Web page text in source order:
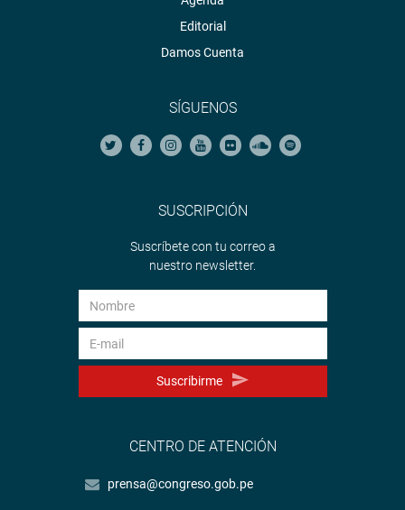
Editorial
Damos Cuenta
SÍGUENOS
SUSCRIPCIÓN
Suscríbete con tu correo a
nuestro newsletter.
Suscribirme
CENTRO DE ATENCIÓN
prensa@congreso.gob.pe